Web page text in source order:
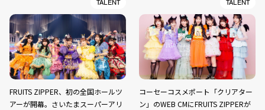
TALENT
FRUITS ZIPPER、初の全国ホールツ
アーが開幕。さいたまスーパーアリ
TALENT
コーセーコスメポート「クリアター
ン」のWEB CMにFRUITS ZIPPERが